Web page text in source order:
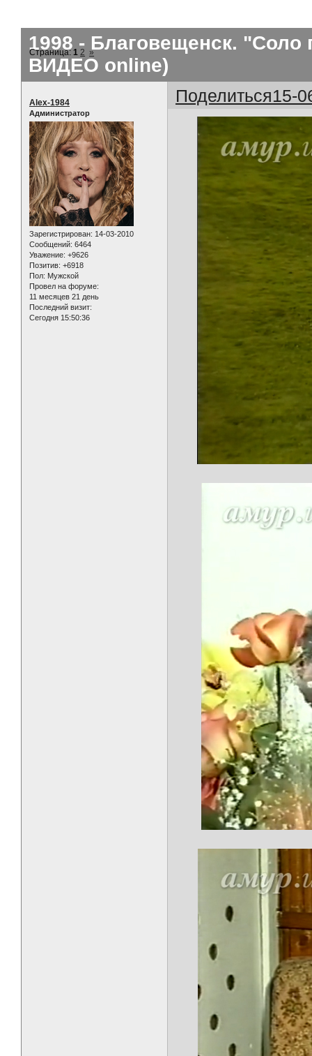
1998 - Благовещенск.
ВИДЕО online)
Страница:1 2 »
Поделиться15-
Alex-1984
Администратор
Зарегистрирован: 14-03-2010
Сообщений: 6464
Уважение: +9626
Позитив: +6918
Пол: Мужской
Провел на форуме:
11 месяцев 21 день
Последний визит:
Сегодня 15:50:36